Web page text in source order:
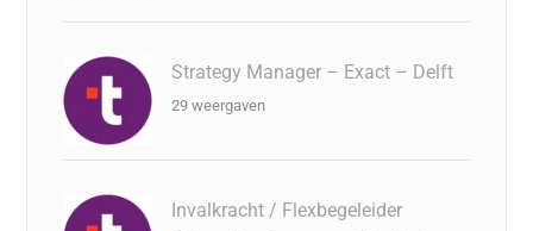
Strategy Manager – Exact – Delft
29 weergaven
Invalkracht / Flexbegeleider